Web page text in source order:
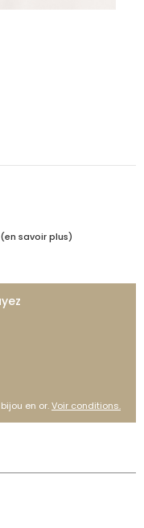
(en savoir plus)
en or.Voir conditions.